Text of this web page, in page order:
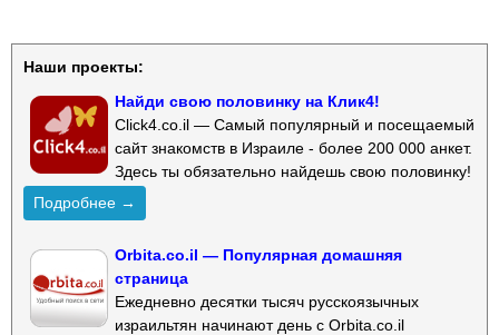
Наши проекты:
Найди свою половинку на Клик4!
Click4.co.il — Самый популярный и посещаемый
сайт знакомств в Израиле - более 200 000 анкет.
Здесь ты обязательно найдешь свою половинку!
Подробнее →
Orbita.co.il — Популярная домашняя
страница
Ежедневно десятки тысяч русскоязычных
израильтян начинают день с Orbita.co.il